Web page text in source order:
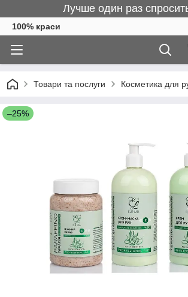
Лучше один раз
100% краси
Товари та послуги Косметика для
–25%